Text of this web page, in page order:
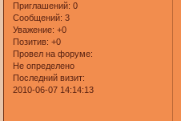
Приглашений: 0
Сообщений: 3
Уважение: +0
Позитив: +0
Провел на форуме:
Не определено
Последний визит:
2010-06-07 14:14:13